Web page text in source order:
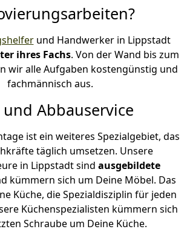
und Handwerker in Lippstadt
ihres Fachs. Von der Wand bis zum
wir alle Aufgaben kostengünstig und
fachmännisch aus.
Abbauservice
ist ein weiteres Spezialgebiet, das
täglich umsetzen. Unsere
in Lippstadt sind ausgebildete
kümmern sich um Deine Möbel. Das
Küche, die Spezialdisziplin für jeden
Küchenspezialisten kümmern sich
Schraube um Deine Küche.